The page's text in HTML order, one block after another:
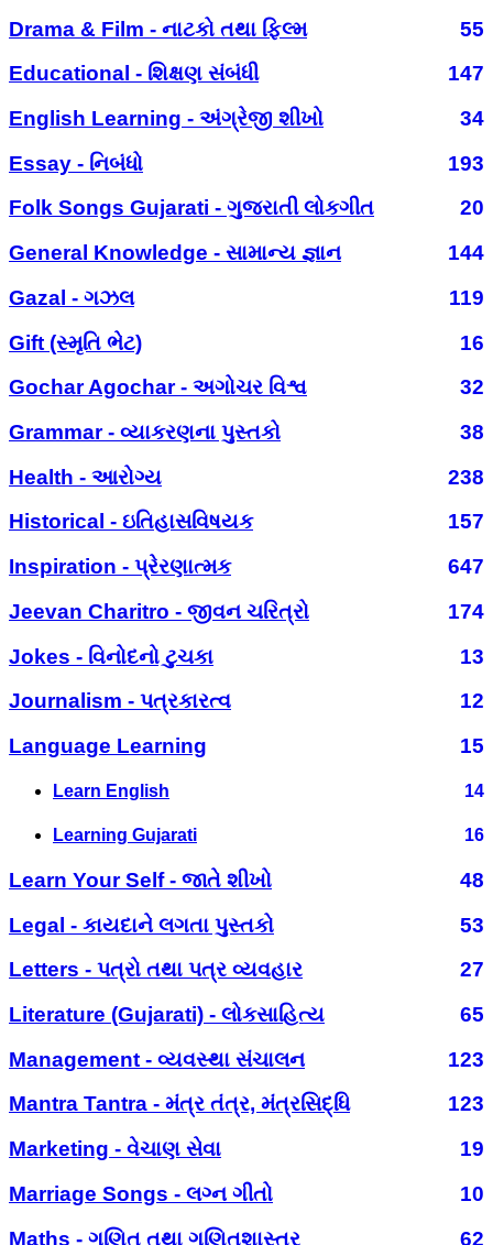
Drama & Film - નાટકો તથા ફિલ્મ
55
Educational - શિક્ષણ સંબંધી
147
English Learning - અંગ્રેજી શીખો
34
Essay - નિબંધો
193
Folk Songs Gujarati - ગુજરાતી લોકગીત
20
General Knowledge - સામાન્ય જ્ઞાન
144
Gazal - ગઝલ
119
Gift (સ્મૃતિ ભેટ)
16
Gochar Agochar - અગોચર વિશ્વ
32
Grammar - વ્યાકરણના પુસ્તકો
38
Health - આરોગ્ય
238
Historical - ઇતિહાસવિષયક
157
Inspiration - પ્રેરણાત્મક
647
Jeevan Charitro - જીવન ચરિત્રો
174
Jokes - વિનોદનો ટુચકા
13
Journalism - પત્રકારત્વ
12
Language Learning
15
Learn English 14
Learning Gujarati 16
Learn Your Self - જાતે શીખો
48
Legal - કાયદાને લગતા પુસ્તકો
53
Letters - પત્રો તથા પત્ર વ્યવહાર
27
Literature (Gujarati) - લોકસાહિત્ય
65
Management - વ્યવસ્થા સંચાલન
123
Mantra Tantra - મંત્ર તંત્ર, મંત્રસિદ્ધિ
123
Marketing - વેચાણ સેવા
19
Marriage Songs - લગ્ન ગીતો
10
Maths - ગણિત તથા ગણિતશાસ્ત્ર
62